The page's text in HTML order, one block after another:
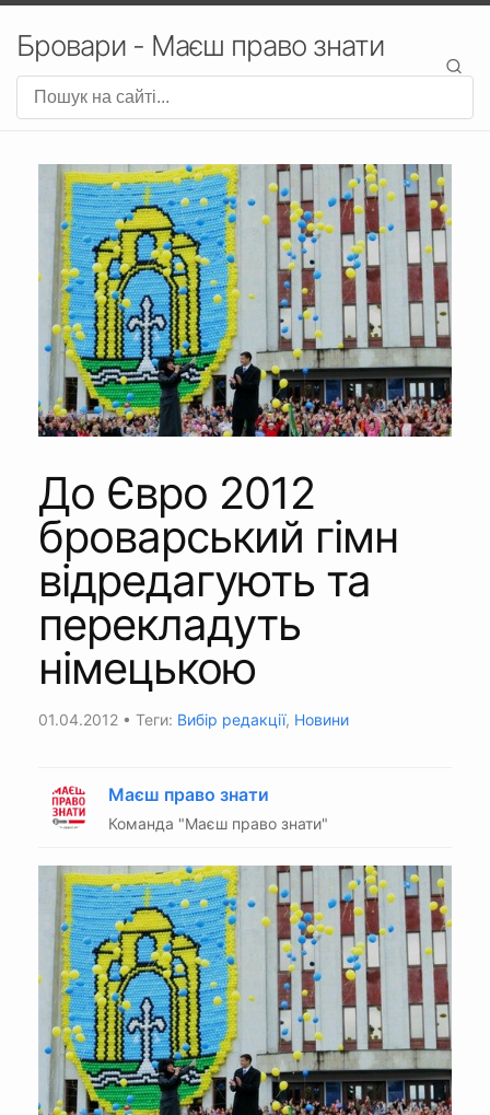
Бровари - Маєш право знати
До Євро 2012
броварський гімн
відредагують та
перекладуть
німецькою
01.04.2012 • Теги: Вибір редакції, Новини
Маєш право знати
Команда "Маєш право знати"